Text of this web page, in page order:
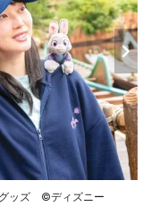
グッズ ©ディズニー